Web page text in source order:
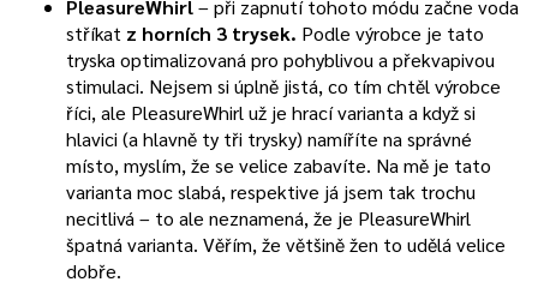
PleasureWhirl– při zapnutí tohoto módu začne voda
stříkat z horních 3 trysek. Podle výrobce je tato
tryska optimalizovaná pro pohyblivou a překvapivou
stimulaci. Nejsem si úplně jistá, co tím chtěl výrobce
říci, ale PleasureWhirl už je hrací varianta a když si
hlavici (a hlavně ty tři trysky) namíříte na správné
místo, myslím, že se velice zabavíte. Na mě je tato
varianta moc slabá, respektive já jsem tak trochu
necitlivá – to ale neznamená, že je PleasureWhirl
špatná varianta. Věřím, že většině žen to udělá velice
dobře.